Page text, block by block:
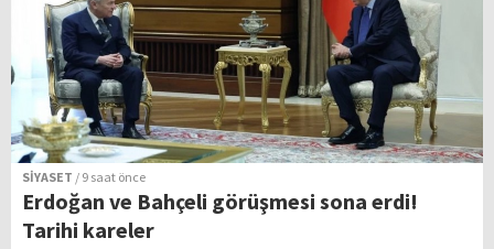
SİYASET / 9 saat önce
Erdoğan ve Bahçeli görüşmesi sona erdi!
Tarihi kareler